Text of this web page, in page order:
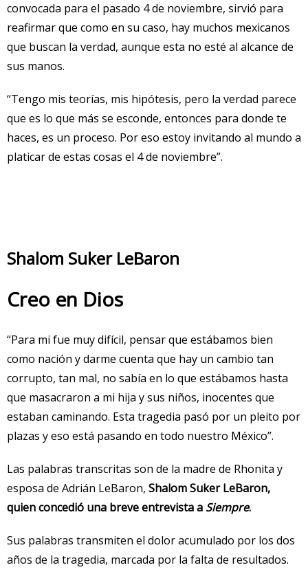
convocada para el pasado 4 de noviembre, sirvió para
reafirmar que como en su caso, hay muchos mexicanos
que buscan la verdad, aunque esta no esté al alcance de
sus manos.
“Tengo mis teorías, mis hipótesis, pero la verdad parece
que es lo que más se esconde, entonces para donde te
haces, es un proceso. Por eso estoy invitando al mundo a
platicar de estas cosas el 4 de noviembre”.
Shalom Suker LeBaron
Creo en Dios
“Para mi fue muy difícil, pensar que estábamos bien
como nación y darme cuenta que hay un cambio tan
corrupto, tan mal, no sabía en lo que estábamos hasta
que masacraron a mi hija y sus niños, inocentes que
estaban caminando. Esta tragedia pasó por un pleito por
plazas y eso está pasando en todo nuestro México”.
Las palabras transcritas son de la madre de Rhonita y
esposa de Adrián LeBaron, Shalom Suker LeBaron,
quien concedió una breve entrevista a Siempre.
Sus palabras transmiten el dolor acumulado por los dos
años de la tragedia, marcada por la falta de resultados.